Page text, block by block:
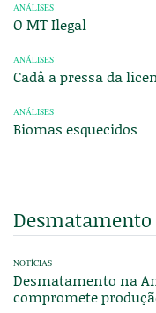
ANÁLISES
O MT Ilegal
ANÁLISES
Cadâ a pressa da
ANÁLISES
Biomas esquecidos
Desmatamento
NOTÍCIAS
Desmatamento na
compromete